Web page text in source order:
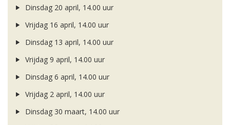
Dinsdag 20 april, 14.00 uur
Vrijdag 16 april, 14.00 uur
Dinsdag 13 april, 14.00 uur
Vrijdag 9 april, 14.00 uur
Dinsdag 6 april, 14.00 uur
Vrijdag 2 april, 14.00 uur
Dinsdag 30 maart, 14.00 uur